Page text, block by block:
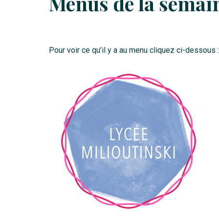
Pour voir ce qu’il y a au menu cliquez ci-dessous :